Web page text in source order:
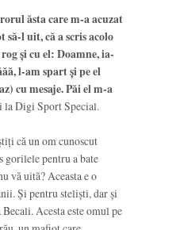
ăsta care m-a acuzat
să-l uit, că a scris acolo
şi cu el: Doamne, ia-
l-am spart şi pe el
cu mesaje. Păi el m-a
la Digi Sport Special.
că un om cunoscut
pentru a bate
vă uită? Aceasta e o
Și pentru steliști, dar și
Acesta este omul pe